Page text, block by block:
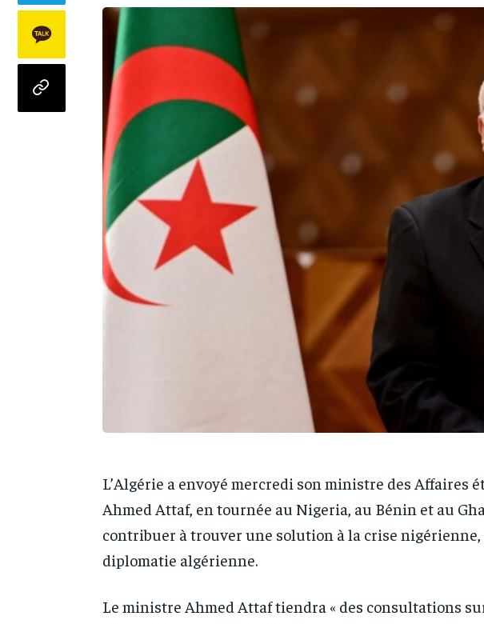
L’Algérie a envoyé mercredi son ministre des Affaires
Ahmed Attaf, en tournée au Nigeria, au Bénin et au
contribuer à trouver une solution à la crise nigérienne,
diplomatie algérienne.
Le ministre Ahmed Attaf tiendra « des consultations